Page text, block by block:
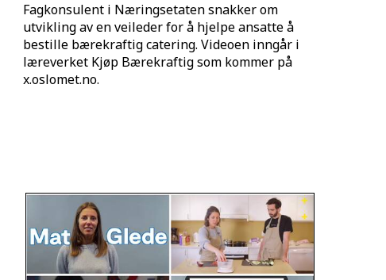
Fagkonsulent i Næringsetaten snakker om
utvikling av en veileder for å hjelpe ansatte å
bestille bærekraftig catering. Videoen inngår i
læreverket Kjøp Bærekraftig som kommer på
x.oslomet.no.